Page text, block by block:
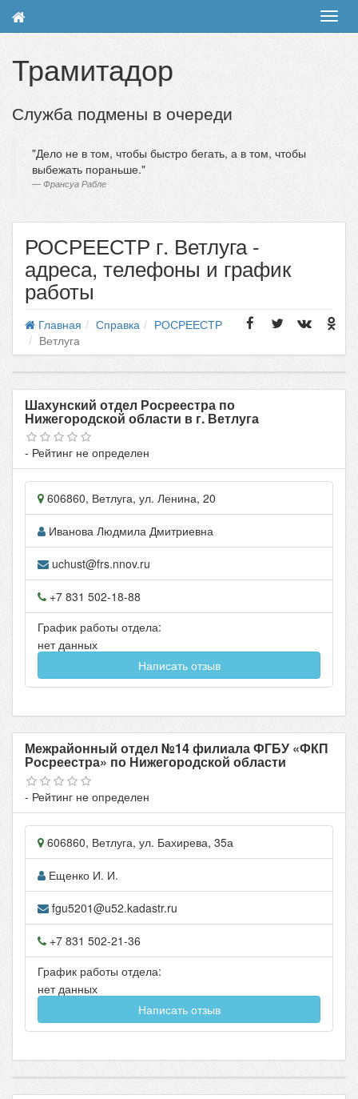
Трамитадор
Служба подмены в очереди
Дело не в том, чтобы быстро бегать, а в том, чтобы
выбежать пораньше.
Франсуа Рабле
РОСРЕЕСТР г. Ветлуга -
адреса, телефоны и график
работы
Главная Справка
РОСРЕЕСТР
Ветлуга
Шахунский отдел Росреестра по
Нижегородской области в г. Ветлуга
- Рейтинг не определен
606860, Ветлуга, ул. Ленина, 20
Иванова Людмила Дмитриевна
uchust@frs.nnov.ru
+7 831 502-18-88
График работы отдела:
нет данных
Написать отзыв
Межрайонный отдел №14 филиала ФГБУ «ФКП
Росреестра» по Нижегородской области
- Рейтинг не определен
606860, Ветлуга, ул. Бахирева, 35а
Ещенко И. И.
fgu5201@u52.kadastr.ru
+7 831 502-21-36
График работы отдела:
нет данных
Написать отзыв